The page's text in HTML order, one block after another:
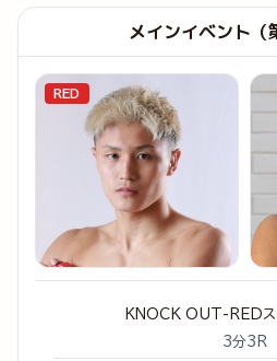
メインイベント（
RED
KNOCK OUT-REDス
3分3R